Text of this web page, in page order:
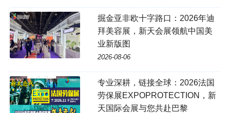
掘金亚非欧十字路口：2026年迪
拜美容展，新天会展领航中国美
业新版图
2026-08-06
专业深耕，链接全球：2026法国
劳保展EXPOPROTECTION，新
天国际会展与您共赴巴黎